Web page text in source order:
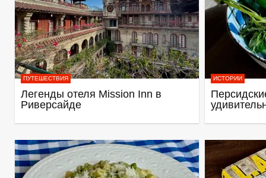
ПУТЕШЕСТВИЯ
Легенды отеля Mission Inn в
Риверсайде
ИСТОРИИ